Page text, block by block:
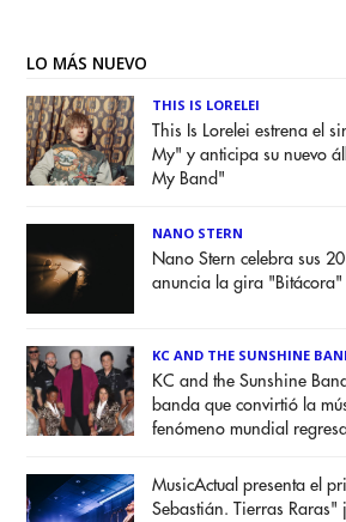
LO MÁS NUEVO
THIS IS LORELEI
This Is Lorelei estrena el
My" y anticipa su nuevo
My Band"
NANO STERN
Nano Stern celebra sus
anuncia la gira "Bitácora"
KC AND THE SUNSHINE
KC and the Sunshine
banda que convirtió la
fenómeno mundial
MusicActual presenta el
Sebastián. Tierras Raras"